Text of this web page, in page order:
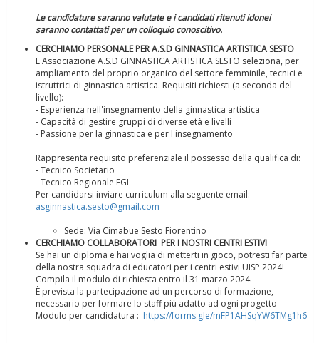
Ddl Lobby, Uisp: “Il Parlamento valorizzi le nostre specificità"
La formazione Uisp rallenta ma prosegue anche in estate
Le candidature saranno valutate e i candidati ritenuti idonei
saranno contattati per un colloquio conoscitivo.
CERCHIAMO PERSONALE PER A.S.D GINNASTICA ARTISTICA SESTO
L'Associazione A.S.D GINNASTICA ARTISTICA SESTO seleziona, per
ampliamento del proprio organico del settore femminile, tecnici e
istruttrici di ginnastica artistica. Requisiti richiesti (a seconda del
livello):
- Esperienza nell'insegnamento della ginnastica artistica
- Capacità di gestire gruppi di diverse età e livelli
- Passione per la ginnastica e per l'insegnamento
Rappresenta requisito preferenziale il possesso della qualifica di:
- Tecnico Societario
- Tecnico Regionale FGI
Per candidarsi inviare curriculum alla seguente email:
asginnastica.sesto@gmail.com
Sede: Via Cimabue Sesto Fiorentino
CERCHIAMO COLLABORATORI PER I NOSTRI CENTRI ESTIVI
Se hai un diploma e hai voglia di metterti in gioco, potresti far parte
della nostra squadra di educatori per i centri estivi UISP 2024!
Compila il modulo di richiesta entro il 31 marzo 2024.
È prevista la partecipazione ad un percorso di formazione,
necessario per formare lo staff più adatto ad ogni progetto
Modulo per candidatura : https://forms.gle/mFP1AHSqYW6TMg1h6